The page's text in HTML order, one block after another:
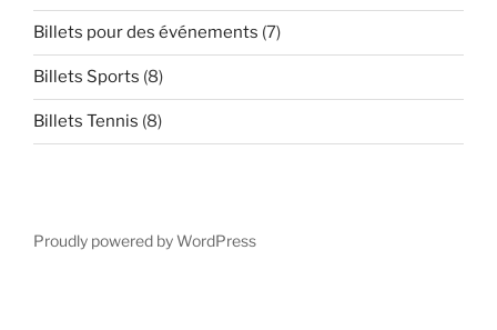
Billets pour des événements (7)
Billets Sports (8)
Billets Tennis (8)
Proudly powered by WordPress